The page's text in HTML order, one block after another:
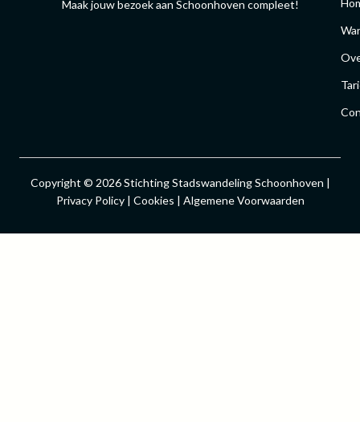
Maak jouw bezoek aan Schoonhoven compleet!
Copyright © 2026 Stichting Stadswandeling Schoonhoven |
Privacy Policy | Cookies | Algemene Voorwaarden